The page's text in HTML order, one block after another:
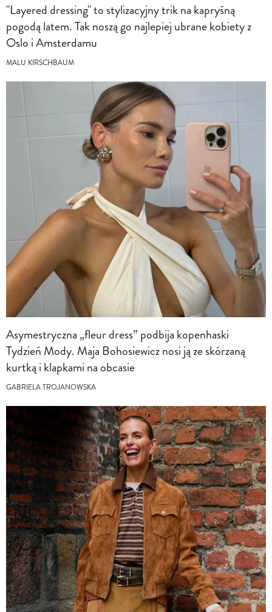
"Layered dressing" to stylizacyjny trik na kapryśną
pogodą latem. Tak noszą go najlepiej ubrane kobiety z
Oslo i Amsterdamu
MALU KIRSCHBAUM
Asymestryczna „fleur dress” podbija kopenhaski
Tydzień Mody. Maja Bohosiewicz nosi ją ze skórzaną
kurtką i klapkami na obcasie
GABRIELA TROJANOWSKA